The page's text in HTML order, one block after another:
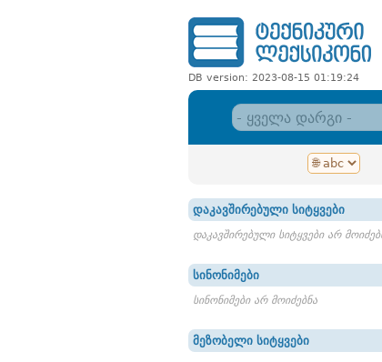
DB version: 2023-08-15 01:19:24
დაკავშირებული სიტყვები
დაკავშირებული სიტყვები არ
სინონიმები
სინონიმები არ მოიძებნა
მეზობელი სიტყვები